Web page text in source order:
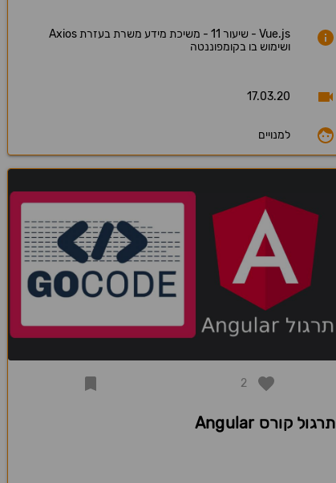
Vue.js - שיעור 11 - משיכת מידע משרת בעזרת Axios
ושימוש בו בקומפוננטה
17.03.20
למנויים
2
תרגול קורס Angular